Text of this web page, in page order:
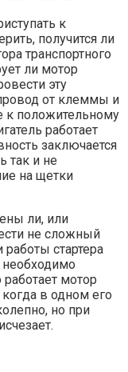
к
получится ли
транспортного
ли мотор
эту
от клеммы и
к положительному
работает
заключается
так и не
на щетки
ли, или
не сложный
стартера
необходимо
мотор
когда в одном его
но при